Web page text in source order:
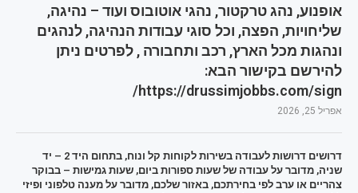
אופנוע, נהג טרקטור, נהגי אוטובוס ועוד – נהיגה,
שליחויות, הפצה, וכל סוגי עבודות הנהיגה, לנהגים
ונהגות מכל הארץ, רכב ותחבורה , לפרטים ניתן
להירשם בקישור הבא:
https://drussimjobbs.com/sign/
אפריל 25, 2026
דרושים דרושות לעבודה בשירות לקוחות קל ונוח, בתחום היד 2 – יד
שניה, מדובר על עבודה של שעות ספורות ביום, שעות גמישות – בבוקר
צהריים או ערב לפי בחירתכם, באזור שלכם, מדובר על מענה טלפוני ופיזי